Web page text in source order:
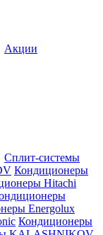
Акции
Сплит-системы
Кондиционеры
Hitachi
Energolux
Кондиционеры